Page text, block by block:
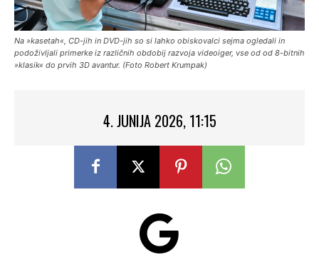
Na »kasetah«, CD-jih in DVD-jih so si lahko obiskovalci sejma ogledali in
podoživljali primerke iz različnih obdobij razvoja videoiger, vse od od 8-bitnih
»klasik« do prvih 3D avantur. (Foto Robert Krumpak)
4. JUNIJA 2026, 11:15